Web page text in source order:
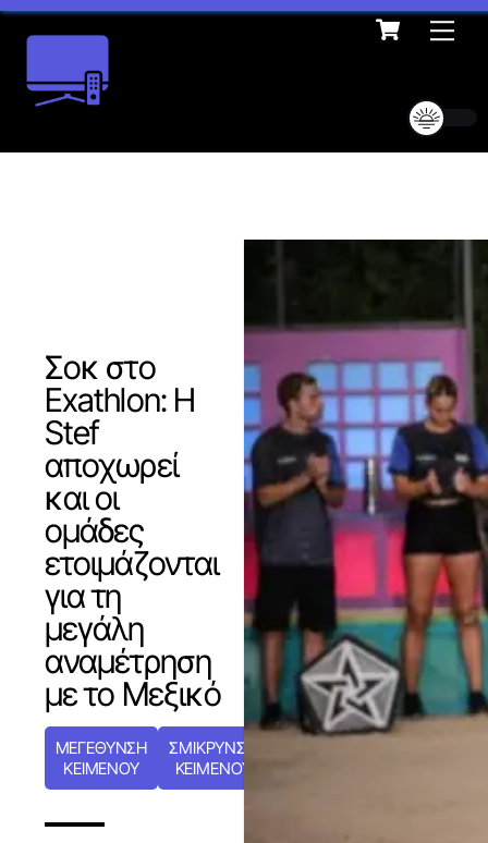
Skip
content
Cart
Σοκ στο
Exathlon: Η
Stef
αποχωρεί
και οι
ομάδες
ετοιμάζονται
για τη
μεγάλη
αναμέτρηση
με το Μεξικό
ΜΕΓΕΘΥΝΣΗ
ΚΕΙΜΕΝΟΥ
ΣΜΙΚΡΥΝΣΗ
ΚΕΙΜΕΝΟΥ